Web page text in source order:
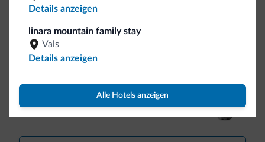
Details anzeigen
linara mountain family stay
Vals
Details anzeigen
Alle Hotels anzeigen
Kollektion
So viele von Ihnen haben uns gefragt. Die neue Kollektion
von Dolomiti.it ist da!